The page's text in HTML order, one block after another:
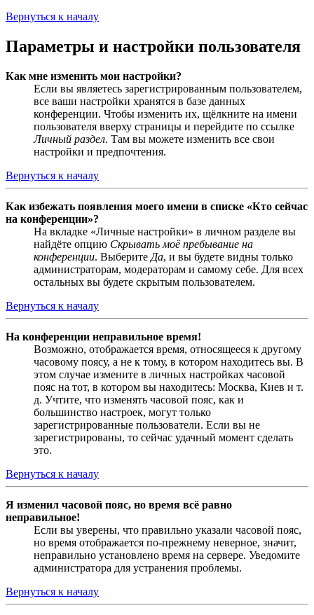
Вернуться к началу
Параметры и настройки пользователя
Как мне изменить мои настройки?
Если вы являетесь зарегистрированным пользователем,
все ваши настройки хранятся в базе данных
конференции. Чтобы изменить их, щёлкните на имени
пользователя вверху страницы и перейдите по ссылке
Личный раздел. Там вы можете изменить все свои
настройки и предпочтения.
Вернуться к началу
Как избежать появления моего имени в списке «Кто сейчас
на конференции»?
На вкладке «Личные настройки» в личном разделе вы
найдёте опцию Скрывать моё пребывание на
конференции. Выберите Да, и вы будете видны только
администраторам, модераторам и самому себе. Для всех
остальных вы будете скрытым пользователем.
Вернуться к началу
На конференции неправильное время!
Возможно, отображается время, относящееся к другому
часовому поясу, а не к тому, в котором находитесь вы. В
этом случае измените в личных настройках часовой
пояс на тот, в котором вы находитесь: Москва, Киев и т.
д. Учтите, что изменять часовой пояс, как и
большинство настроек, могут только
зарегистрированные пользователи. Если вы не
зарегистрированы, то сейчас удачный момент сделать
это.
Вернуться к началу
Я изменил часовой пояс, но время всё равно
неправильное!
Если вы уверены, что правильно указали часовой пояс,
но время отображается по-прежнему неверное, значит,
неправильно установлено время на сервере. Уведомите
администратора для устранения проблемы.
Вернуться к началу